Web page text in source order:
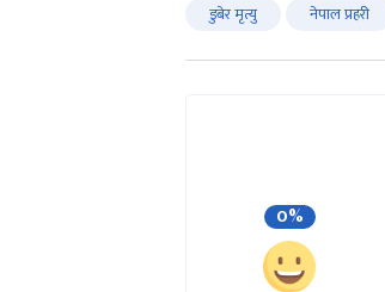
डुबेर मृत्यु नेपाल प्रहरी
0%